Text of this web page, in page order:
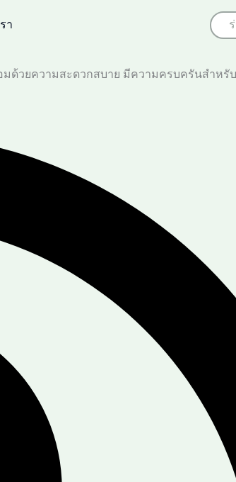
า
มด้วยความสะดวกสบาย มีความครบครันสำห